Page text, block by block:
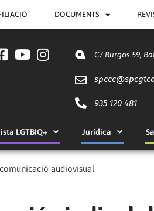
DOCUMENTS
C/ Burgos 59,
spccc@
935 120 481
LGTBIQ+ Jurídica
audiovisual